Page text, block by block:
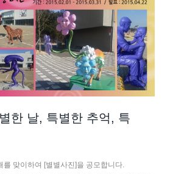
한 날, 특별한 추억, 특
를 맞이하여 [별별사진]을 공모합니다.